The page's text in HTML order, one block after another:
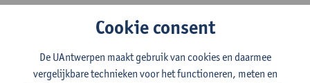
Studieprogramma
Micro-credential: Debatten in de Geschiedenis van de
Nieuwe Tijd
Cookie consent
De UAntwerpen maakt gebruik van cookies en daarmee
vergelijkbare technieken voor het functioneren, meten en